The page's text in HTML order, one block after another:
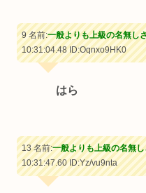
9 名前:一般よりも上級の名無し
10:31:04.48ID:Oqnxo9HK0
はら
13 名前:一般よりも上級の名無
10:31:47.60ID:Yz/vu9nta